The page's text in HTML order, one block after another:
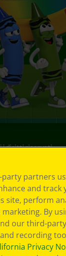
i diritti riservati.
partners
and track
site, perform
By
our third-
recording
Privacy